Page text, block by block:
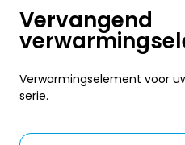
Vervangend
Verwarmingselement voor
serie.